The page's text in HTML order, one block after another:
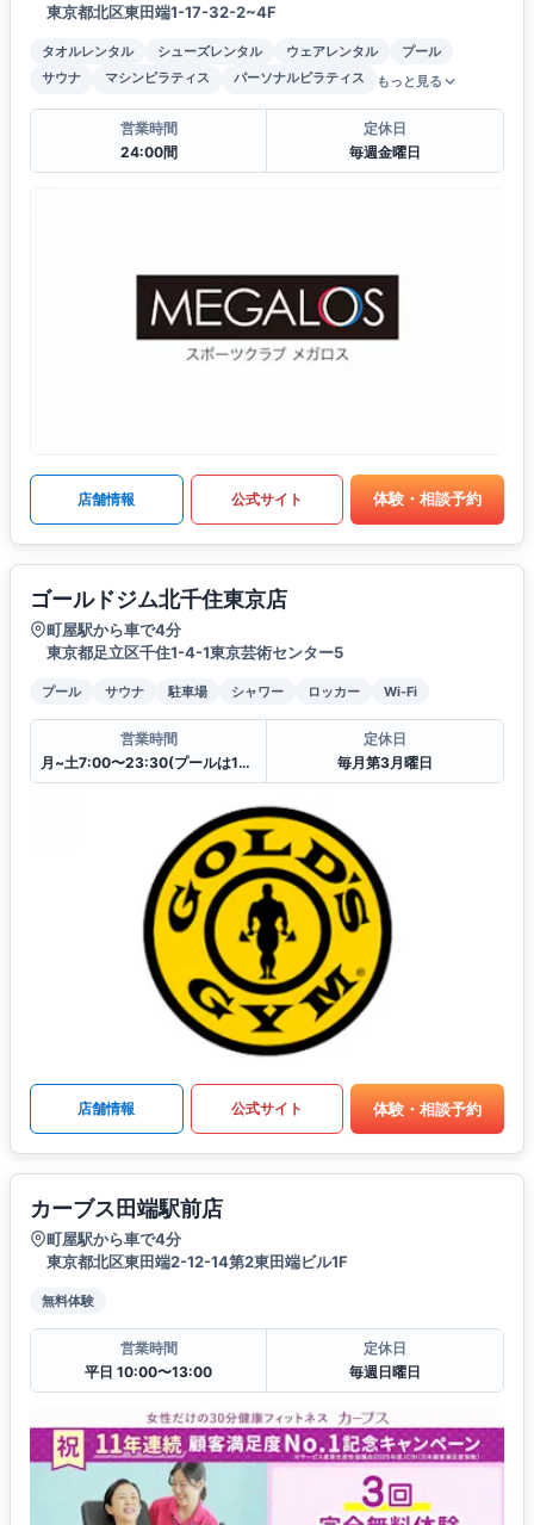
東京都北区東田端1-17-32-2~4F
タオルレンタル シューズレンタル ウェアレンタル
プール
サウナ
マシンピラティス パーソナルピラティス もっと見る
営業時間
24:00間
定休日
毎週金曜日
店舗情報 公式サイト 体験・相談予約
ゴールドジム北千住東京店
町屋駅から車で4分
東京都足立区千住1-4-1東京芸術センター5
プール サウナ 駐車場 シャワー ロッカー Wi-Fi
営業時間
月~土7:00〜23:30(プールは10:00〜23:00)
定休日
毎月第3月曜日
店舗情報 公式サイト 体験・相談予約
カーブス田端駅前店
町屋駅から車で4分
東京都北区東田端2-12-14第2東田端ビル1F
無料体験
営業時間
平日 10:00〜13:00
定休日
毎週日曜日